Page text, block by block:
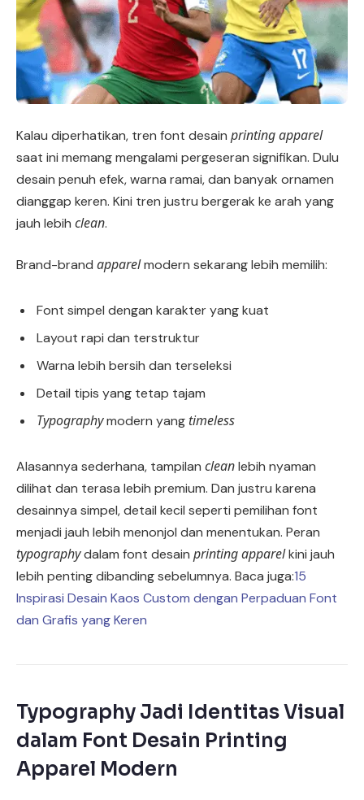
Kalau diperhatikan, tren font desain printing apparel
saat ini memang mengalami pergeseran signifikan. Dulu
desain penuh efek, warna ramai, dan banyak ornamen
dianggap keren. Kini tren justru bergerak ke arah yang
jauh lebih clean.
Brand-brand apparelmodern sekarang lebih memilih:
Font simpel dengan karakter yang kuat
Layout rapi dan terstruktur
Warna lebih bersih dan terseleksi
Detail tipis yang tetap tajam
Typographymodern yang timeless
Alasannya sederhana, tampilan cleanlebih nyaman
dilihat dan terasa lebih premium. Dan justru karena
desainnya simpel, detail kecil seperti pemilihan font
menjadi jauh lebih menonjol dan menentukan. Peran
typographydalam font desain printing apparelkini jauh
lebih penting dibanding sebelumnya. Baca juga:15
Inspirasi Desain Kaos Custom dengan Perpaduan Font
dan Grafis yang Keren
Typography Jadi Identitas Visual
dalam Font Desain Printing
Apparel Modern